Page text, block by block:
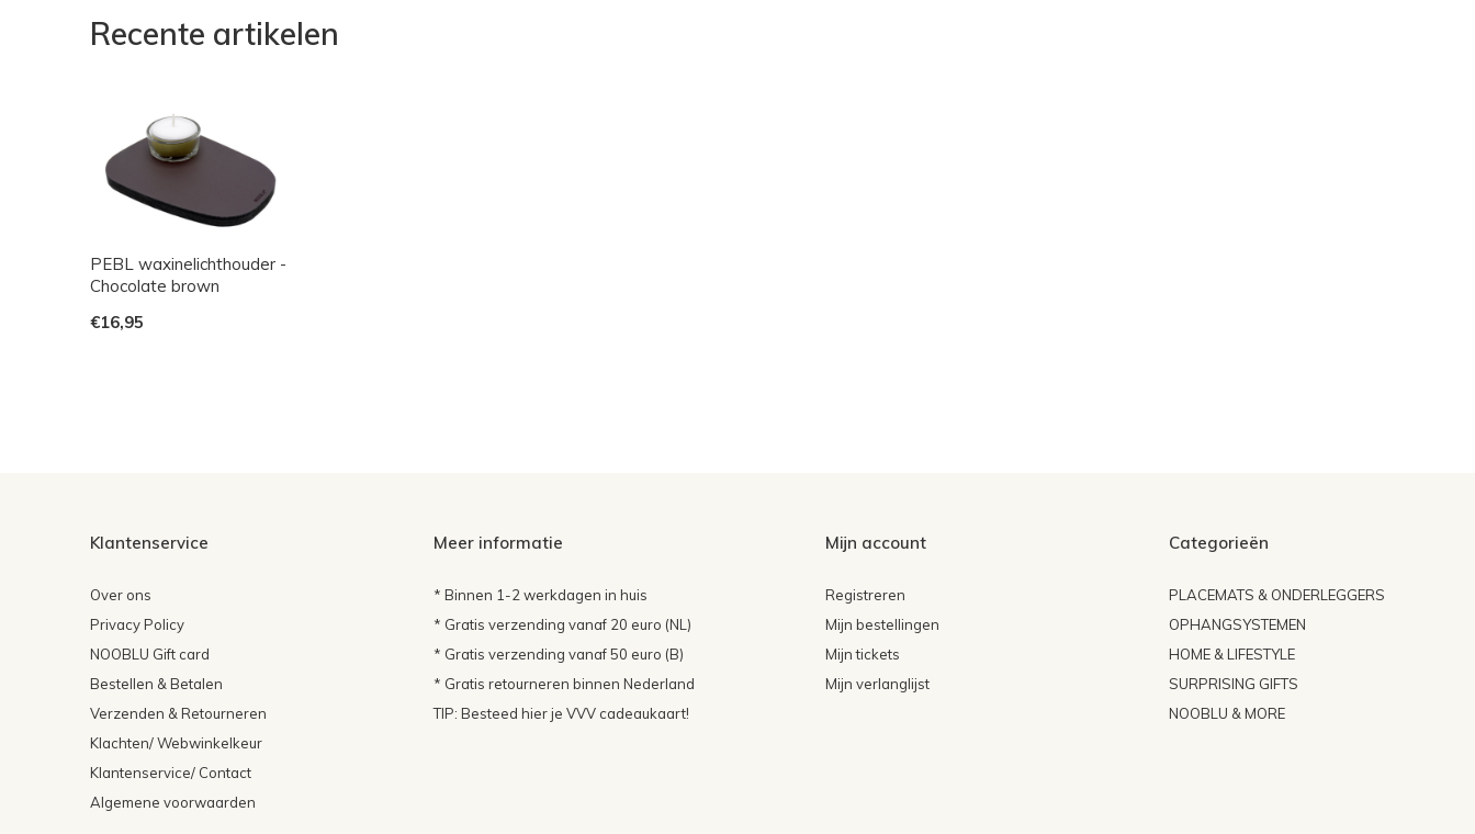
Recente artikelen
PEBL waxinelichthouder -
Chocolate brown
€16,95
Klantenservice
Over ons
Privacy Policy
NOOBLU Gift card
Bestellen & Betalen
Verzenden & Retourneren
Klachten/ Webwinkelkeur
Klantenservice/ Contact
Algemene voorwaarden
Meer informatie
* Binnen 1-2 werkdagen in huis
* Gratis verzending vanaf 20 euro (NL)
* Gratis verzending vanaf 50 euro (B)
* Gratis retourneren binnen Nederland
TIP: Besteed hier je VVV cadeaukaart!
Mijn account
Registreren
Mijn bestellingen
Mijn tickets
Mijn verlanglijst
Categorieën
PLACEMATS & ONDERLEGGERS
OPHANGSYSTEMEN
HOME & LIFESTYLE
SURPRISING GIFTS
NOOBLU & MORE